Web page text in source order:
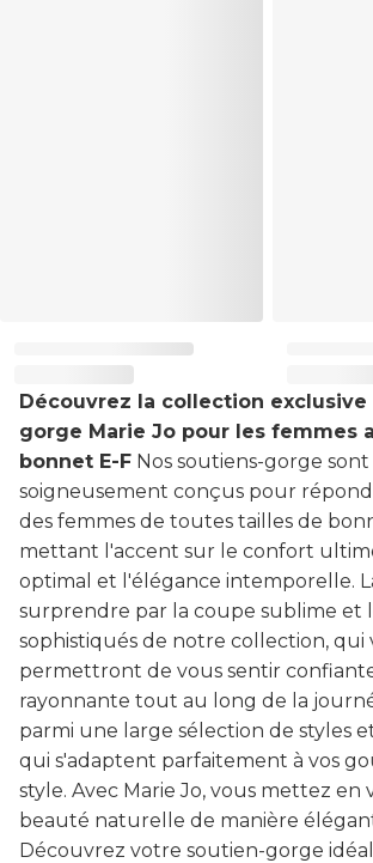
Découvrez la collection
gorge Marie Jo pour les femmes
bonnet E-F Nos soutiens-gorge sont
soigneusement conçus pour
des femmes de toutes tailles de
mettant l'accent sur le confort
optimal et l'élégance intemporelle.
surprendre par la coupe sublime et
sophistiqués de notre collection, qui
permettront de vous sentir
rayonnante tout au long de la
parmi une large sélection de styles
qui s'adaptent parfaitement à vos
style. Avec Marie Jo, vous mettez en
beauté naturelle de manière
Découvrez votre soutien-gorge